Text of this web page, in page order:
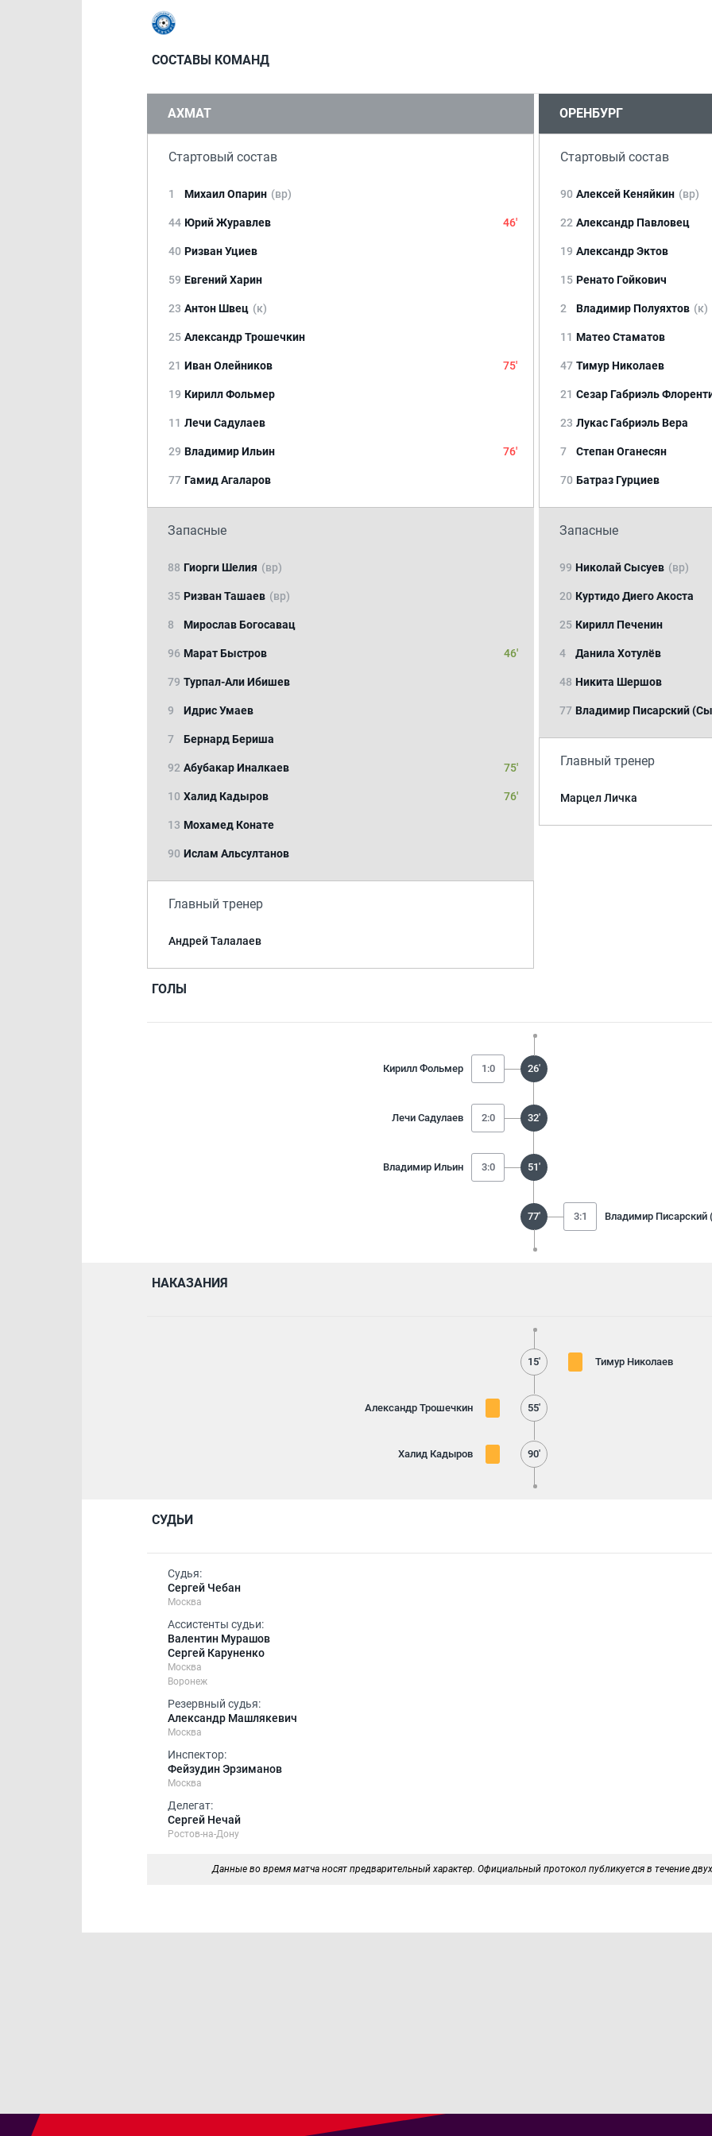
СОСТАВЫ КОМАНД
АХМАТ
Стартовый состав
1 Михаил Опарин (вр)
44 Юрий Журавлев 46'
40 Ризван Уциев
59 Евгений Харин
23 Антон Швец (к)
25 Александр Трошечкин
21 Иван Олейников 75'
19 Кирилл Фольмер
11 Лечи Садулаев
29 Владимир Ильин 76'
77 Гамид Агаларов
Запасные
88 Гиорги Шелия (вр)
35 Ризван Ташаев (вр)
8 Мирослав Богосавац
96 Марат Быстров 46'
79 Турпал-Али Ибишев
9 Идрис Умаев
7 Бернард Бериша
92 Абубакар Иналкаев 75'
10 Халид Кадыров 76'
13 Мохамед Конате
90 Ислам Альсултанов
Главный тренер
Андрей Талалаев
ОРЕНБУРГ
Стартовый состав
90 Алексей Кеняйкин (вр)
22 Александр Павловец
19 Александр Эктов
15 Ренато Гойкович
2 Владимир Полуяхтов (к)
11 Матео Стаматов
47 Тимур Николаев
21 Сезар Габриэль
23 Лукас Габриэль Вера
7 Степан Оганесян
70 Батраз Гурциев
Запасные
99 Николай Сысуев (вр)
20 Куртидо Диего Акоста
25 Кирилл Печенин
4 Данила Хотулёв
48 Никита Шершов
77 Владимир Писарский
Главный тренер
Марцел Личка
ГОЛЫ
Кирилл Фольмер 1:0 26'
Лечи Садулаев 2:0 32'
Владимир Ильин 3:0 51'
77' 3:1 Владимир Писарский
НАКАЗАНИЯ
15' Тимур Николаев
Александр Трошечкин 55'
Халид Кадыров 90'
СУДЬИ
Судья:
Сергей Чебан
Москва
Ассистенты судьи:
Валентин Мурашов
Сергей Каруненко
Москва
Воронеж
Резервный судья:
Александр Машлякевич
Москва
Инспектор:
Фейзудин Эрзиманов
Москва
Делегат:
Сергей Нечай
Ростов-на-Дону
Данные во время матча носят предварительный характер. Официальный протокол публикуется в течение